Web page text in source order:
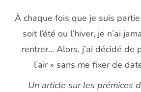
À chaque fois que je suis
soit l’été ou l’hiver, je n’ai
rentrer… Alors, j’ai décidé de
l’air » sans me fixer de
Un article sur les prémices